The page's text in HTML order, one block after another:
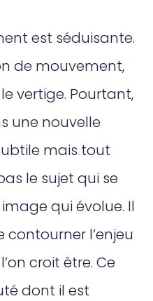
est séduisante.
de mouvement,
vertige. Pourtant,
une nouvelle
mais tout
le sujet qui se
qui évolue. Il
l’enjeu
croit être. Ce
dont il est